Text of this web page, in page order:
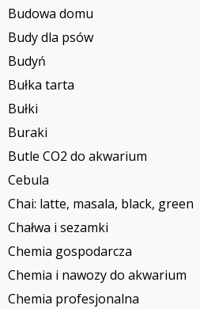
Budowa domu
Budy dla psów
Budyń
Bułka tarta
Bułki
Buraki
Butle CO2 do akwarium
Cebula
Chai: latte, masala, black, green
Chałwa i sezamki
Chemia gospodarcza
Chemia i nawozy do akwarium
Chemia profesjonalna